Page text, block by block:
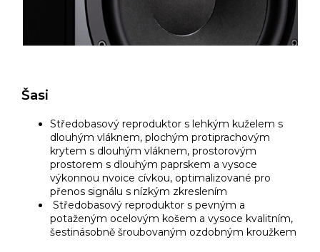
Šasi
Středobasový reproduktor s lehkým kuželem s
dlouhým vláknem, plochým protiprachovým
krytem s dlouhým vláknem, prostorovým
prostorem s dlouhým paprskem a vysoce
výkonnou nvoice cívkou, optimalizované pro
přenos signálu s nízkým zkreslením
Středobasový reproduktor s pevným a
potaženým ocelovým košem a vysoce kvalitním,
šestinásobně šroubovaným ozdobným kroužkem